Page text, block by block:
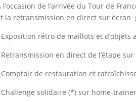
l’occasion de l’arrivée du Tour de
la retransmission en direct sur écran
Exposition rétro de maillots et d’objets
Retransmission en direct de l’étape
Comptoir de restauration et
Challenge solidaire (*) sur home-